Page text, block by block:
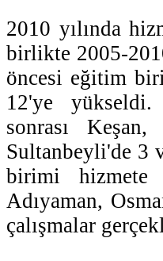
2010 yılında
birlikte 2005-
öncesi eğitim
12'ye yükseldi.
sonrası
Sultanbeyli'de 3
birimi hizmete
Adıyaman,
çalışmalar